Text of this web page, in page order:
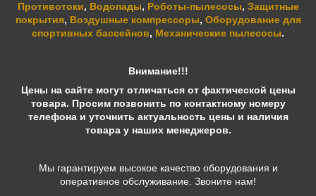
Противотоки, Водопады, Роботы-пылесосы, Защитные
покрытия, Воздушные компрессоры, Оборудование для
спортивных бассейнов, Механические пылесосы.
Внимание!!!
Цены на сайте могут отличаться от фактической цены
товара. Просим позвонить по контактному номеру
телефона и уточнить актуальность цены и наличия
товара у наших менеджеров.
Мы гарантируем высокое качество оборудования и
оперативное обслуживание. Звоните нам!